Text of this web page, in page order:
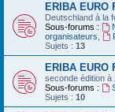
ERIBA EURO
Sous-forums :
organisateurs
Sujets : 13
ERIBA EURO
seconde édition à
Sous-forums :
Sujets : 10